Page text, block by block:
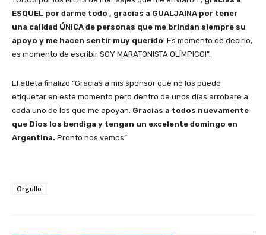
ESQUEL por darme todo , gracias a GUALJAINA por tener
una calidad ÚNICA de personas que me brindan siempre su
apoyo y me hacen sentir muy querido! Es momento de decirlo,
es momento de escribir SOY MARATONISTA OLÍMPICO!”.
El atleta finalizo “Gracias a mis sponsor que no los puedo
etiquetar en este momento pero dentro de unos días arrobare a
cada uno de los que me apoyan. Gracias a todos nuevamente
que Dios los bendiga y tengan un excelente domingo en
Argentina. Pronto nos vemos”
Orgullo